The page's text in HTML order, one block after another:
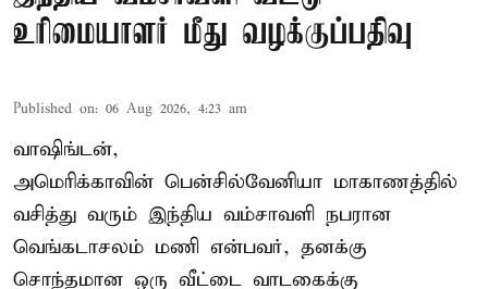
உரிமையாளர் மீது வழக்குப்பதிவு
Published on: 06 Aug 2026, 4:23 am
வாஷிங்டன்,
அமெரிக்காவின் பென்சில்வேனியா மாகாணத்தில்
வசித்து வரும் இந்திய வம்சாவளி நபரான
வெங்கடாசலம் மணி என்பவர், தனக்கு
சொந்தமான ஒரு வீட்டை வாடகைக்கு